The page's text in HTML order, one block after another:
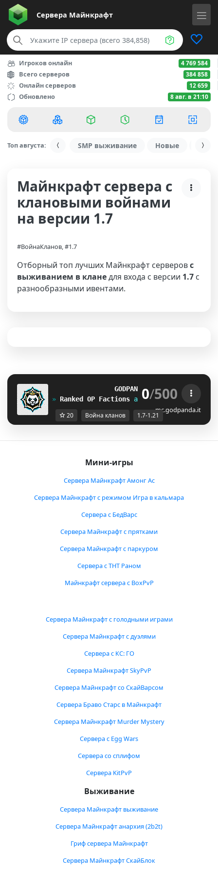
Сервера Майнкрафт
Игроков онлайн 4 769 584
Всего серверов 384 858
Онлайн серверов 12 659
Обновлено 8 авг. в 21:10
Топ августа: SMP выживание Новые С
Майнкрафт сервера с
клановыми войнами
на версии 1.7
#ВойнаКланов, #1.7
Отборный топ лучших Майнкрафт серверовс
выживанием в кланедля входа с версии 1.7 с
разнообразными ивентами.
GODPAN A NET WO RK
[1.7 -
» Ranked OP Factions aperta in fase
0/500
mc.godpanda.it
20 Война кланов 1.7-1.21
Мини-игры
Сервера Майнкрафт Амонг Ас
Сервера Майнкрафт с режимом Игра в кальмара
Сервера с БедВарс
Сервера Майнкрафт с прятками
Сервера Майнкрафт с паркуром
Сервера с ТНТ Раном
Майнкрафт сервера с BoxPvP
Сервера Майнкрафт с голодными играми
Сервера Майнкрафт с дуэлями
Сервера с КС: ГО
Сервера Майнкрафт SkyPvP
Сервера Майнкрафт со СкайВарсом
Сервера Браво Старс в Майнкрафт
Сервера Майнкрафт Murder Mystery
Сервера с Egg Wars
Сервера со сплифом
Сервера KitPvP
Выживание
Сервера Майнкрафт выживание
Сервера Майнкрафт анархия (2b2t)
Гриф сервера Майнкрафт
Сервера Майнкрафт СкайБлок